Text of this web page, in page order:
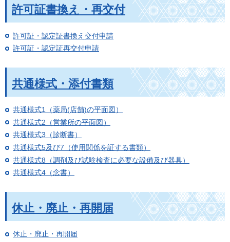
許可証書換え・再交付
許可証・認定証書換え交付申請
許可証・認定証再交付申請
共通様式・添付書類
共通様式1（薬局(店舗)の平面図）
共通様式2（営業所の平面図）
共通様式3（診断書）
共通様式5及び7（使用関係を証する書類）
共通様式8（調剤及び試験検査に必要な設備及び器具）
共通様式4（念書）
休止・廃止・再開届
休止・廃止・再開届